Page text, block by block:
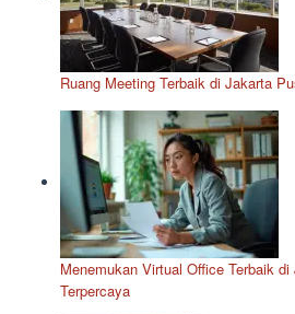
Ruang Meeting Terbaik di Jakarta
Menemukan Virtual Office Terbaik
Terpercaya